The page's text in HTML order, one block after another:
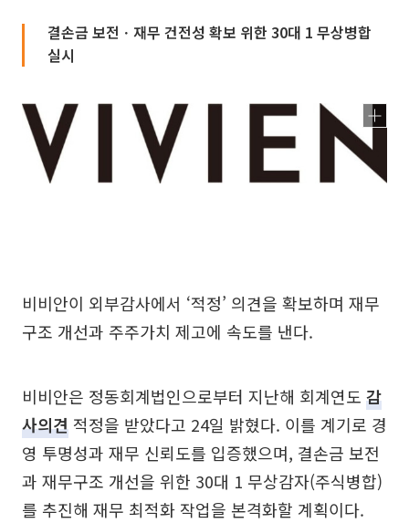
결손금 보전ㆍ재무 건전성 확보 위한 30대 1 무상병합
실시
비비안이 외부감사에서 ‘적정’ 의견을 확보하며 재무
구조 개선과 주주가치 제고에 속도를 낸다.
비비안은 정동회계법인으로부터 지난해 회계연도 감
사의견 적정을 받았다고 24일 밝혔다. 이를 계기로 경
영 투명성과 재무 신뢰도를 입증했으며, 결손금 보전
과 재무구조 개선을 위한 30대 1 무상감자(주식병합)
를 추진해 재무 최적화 작업을 본격화할 계획이다.